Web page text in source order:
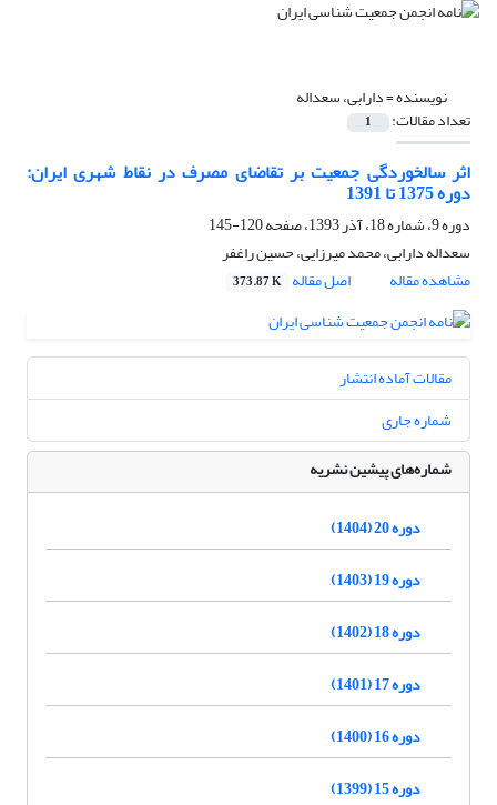
نویسنده =دارابی، سعداله
تعداد مقالات: 1
اثر سالخوردگی جمعیت بر تقاضای مصرف در نقاط شهری ایران:
دوره 1375 تا 1391
دوره 9، شماره 18، آذر 1393، صفحه
120-145
سعداله دارابی، محمد میرزایی، حسین راغفر
مشاهده مقاله
اصل مقاله 373.87 K
مقالات آماده انتشار
شماره جاری
شماره‌های پیشین نشریه
دوره 20 (1404)
دوره 19 (1403)
دوره 18 (1402)
دوره 17 (1401)
دوره 16 (1400)
دوره 15 (1399)